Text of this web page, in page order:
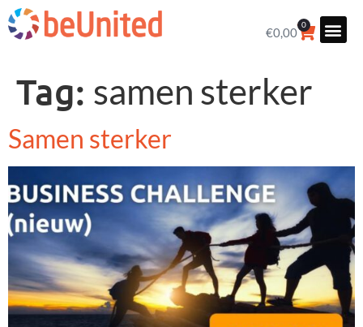
€0,00
0
Tag: samen sterker
Samen sterker